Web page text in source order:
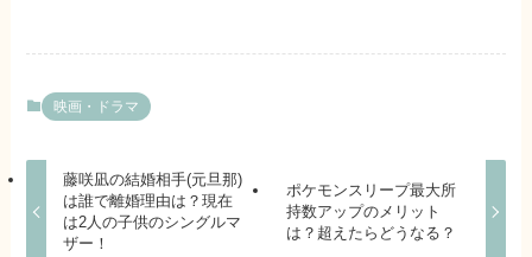
映画・ドラマ
藤咲凪の結婚相手(元旦那)
は誰で離婚理由は？現在
は2人の子供のシングルマ
ザー！
ポケモンスリープ最大所
持数アップのメリット
は？超えたらどうなる？